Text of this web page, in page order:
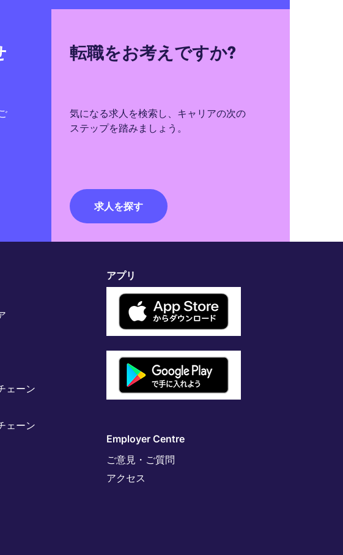
転職をお考えですか?
気になる求人を検索し、キャリアの次の
ステップを踏みましょう。
求人を探す
ェーン
ェーン
アプリ
Employer Centre
ご意見・ご質問
アクセス